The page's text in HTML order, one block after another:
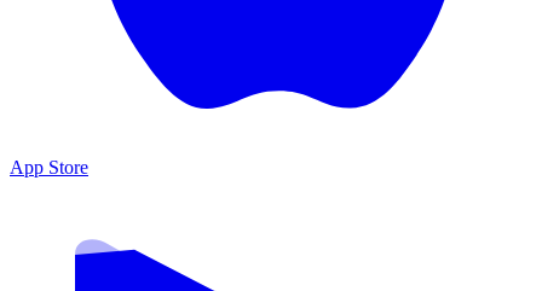
App Store